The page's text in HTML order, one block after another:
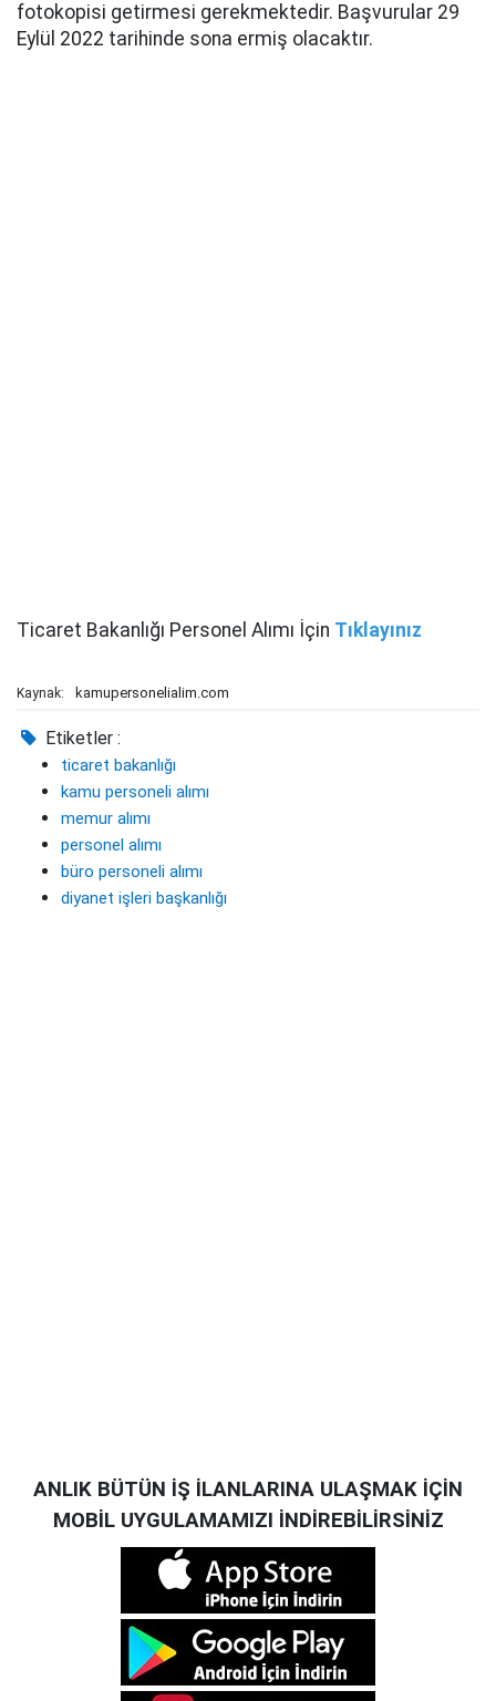
fotokopisi getirmesi gerekmektedir. Başvurular 29
Eylül 2022 tarihinde sona ermiş olacaktır.
Ticaret Bakanlığı Personel Alımı İçin Tıklayınız
Kaynak: kamupersonelialim.com
Etiketler :
ticaret bakanlığı
kamu personeli alımı
memur alımı
personel alımı
büro personeli alımı
diyanet işleri başkanlığı
ANLIK BÜTÜN İŞ İLANLARINA ULAŞMAK İÇİN
MOBİL UYGULAMAMIZI İNDİREBİLİRSİNİZ